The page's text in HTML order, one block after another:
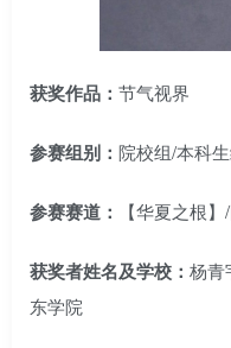
获奖作品： 节气视界
参赛组别： 院校组/本科
参赛赛道： 【华夏之根
获奖者姓名及学校： 杨青
东学院